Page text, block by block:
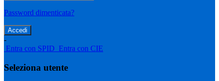
Password dimenticata?
-
Entra con SPID Entra con CIE
Seleziona utente